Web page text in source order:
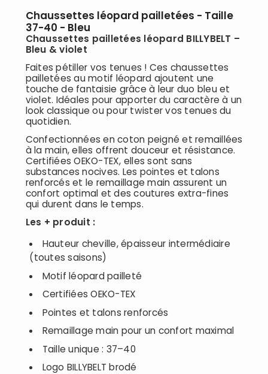
Chaussettes léopard pailletées - Taille
37-40 - Bleu
Chaussettes pailletées léopard BILLYBELT –
Bleu & violet
Faites pétiller vos tenues ! Ces chaussettes
pailletées au motif léopard ajoutent une
touche de fantaisie grâce à leur duo bleu et
violet. Idéales pour apporter du caractère à un
look classique ou pour twister vos tenues du
quotidien.
Confectionnées en coton peigné et remaillées
à la main, elles offrent douceur et résistance.
Certifiées OEKO-TEX, elles sont sans
substances nocives. Les pointes et talons
renforcés et le remaillage main assurent un
confort optimal et des coutures extra-fines
qui durent dans le temps.
Les + produit :
Hauteur cheville, épaisseur intermédiaire
(toutes saisons)
Motif léopard pailleté
Certifiées OEKO-TEX
Pointes et talons renforcés
Remaillage main pour un confort maximal
Taille unique : 37–40
Logo BILLYBELT brodé